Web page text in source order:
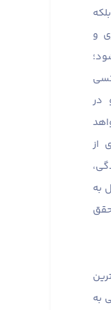
و
در
از
به
به